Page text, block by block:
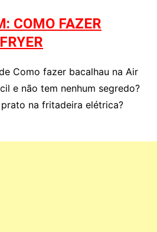
COMO FAZER
Como fazer bacalhau na Air
e não tem nenhum segredo?
na fritadeira elétrica?